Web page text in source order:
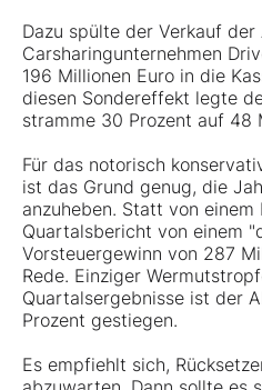
Dazu spülte der Verkauf der
Carsharingunternehmen
196 Millionen Euro in die
diesen Sondereffekt legte
stramme 30 Prozent auf 48
Für das notorisch
ist das Grund genug, die
anzuheben. Statt von
Quartalsbericht von einem
Vorsteuergewinn von 287
Rede. Einziger
Quartalsergebnisse ist der
Prozent gestiegen.
Es empfiehlt sich,